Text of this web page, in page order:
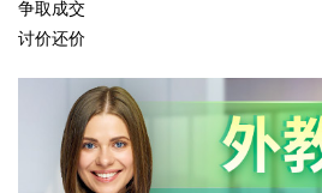
争取成交
讨价还价